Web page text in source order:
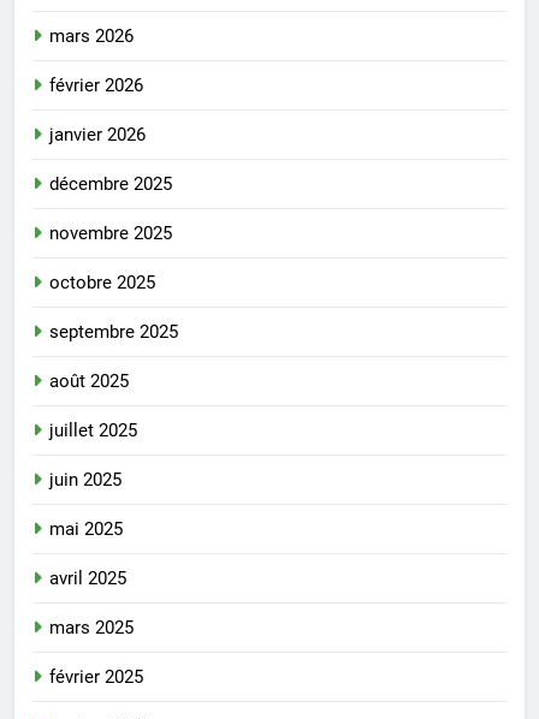
mars 2026
février 2026
janvier 2026
décembre 2025
novembre 2025
octobre 2025
septembre 2025
août 2025
juillet 2025
juin 2025
mai 2025
avril 2025
mars 2025
février 2025